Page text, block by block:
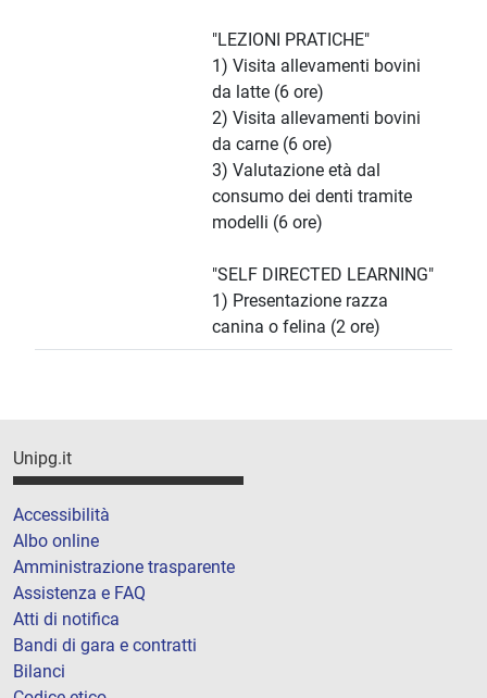
"LEZIONI PRATICHE"
1) Visita allevamenti bovini
da latte (6 ore)
2) Visita allevamenti bovini
da carne (6 ore)
3) Valutazione età dal
consumo dei denti tramite
modelli (6 ore)
"SELF DIRECTED LEARNING"
1) Presentazione razza
canina o felina (2 ore)
Unipg.it
Accessibilità
Albo online
Amministrazione trasparente
Assistenza e FAQ
Atti di notifica
Bandi di gara e contratti
Bilanci